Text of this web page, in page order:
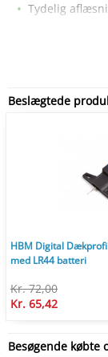
Tydelig
Beslægtede
HBM Digital
med LR44 batteri
Kr. 72,00
Kr. 65,42
Besøgende købte